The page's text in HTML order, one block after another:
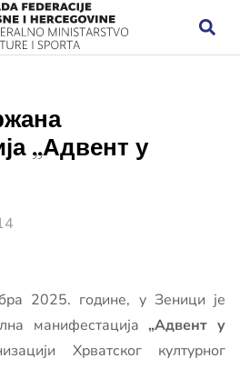
„Адвент у
2025. године, у Зеници је
манифестација „Адвент у
Хрватског културног